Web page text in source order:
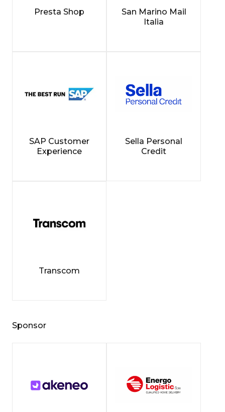
Presta Shop
San Marino Mail
Italia
SAP Customer
Experience
Sella Personal
Credit
Transcom
Sponsor